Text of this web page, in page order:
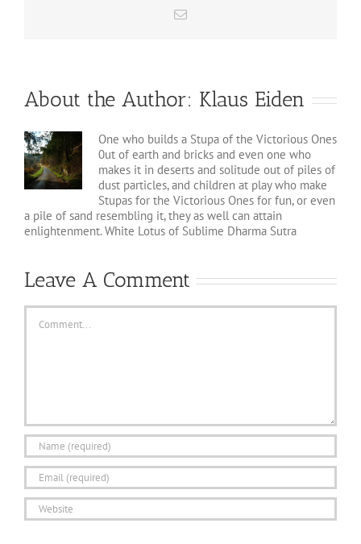
Email
About the Author: Klaus Eiden
One who builds a Stupa of the Victorious Ones
0ut of earth and bricks and even one who
makes it in deserts and solitude out of piles of
dust particles, and children at play who make
Stupas for the Victorious Ones for fun, or even
a pile of sand resembling it, they as well can attain
enlightenment. White Lotus of Sublime Dharma Sutra
Leave A Comment
Comment